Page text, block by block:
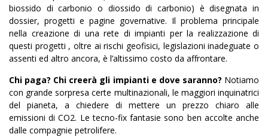
biossido di carbonio o diossido di carbonio) è disegnata in
dossier, progetti e pagine governative. Il problema principale
nella creazione di una rete di impianti per la realizzazione di
questi progetti , oltre ai rischi geofisici, legislazioni inadeguate o
assenti ed altro ancora, è l’altissimo costo da affrontare.
Chi paga? Chi creerà gli impianti e dove saranno? Notiamo
con grande sorpresa certe multinazionali, le maggiori inquinatrici
del pianeta, a chiedere di mettere un prezzo chiaro alle
emissioni di CO2. Le tecno-fix fantasie sono ben accolte anche
dalle compagnie petrolifere.